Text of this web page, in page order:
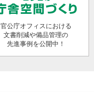
官公庁オフィスにおける
文書削減や備品管理の
先進事例を公開中！